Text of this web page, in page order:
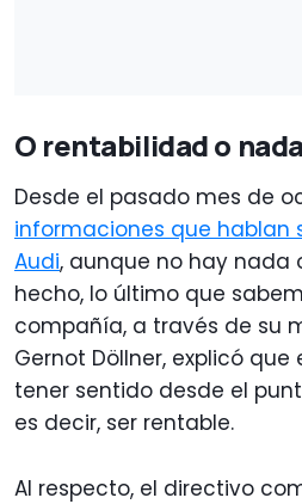
O rentabilidad o nada
Desde el pasado mes de
informaciones que hablan
Audi, aunque no hay nada
hecho, lo último que
compañía, a través de su
Gernot Döllner, explicó
tener sentido desde el
es decir, ser rentable.
Al respecto, el directivo